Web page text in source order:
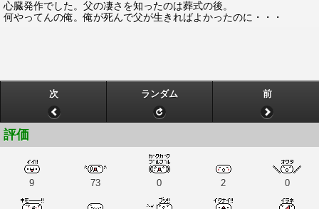
心臓発作でした。父の凄さを知ったのは葬式の後。
何やってんの俺。俺が死んで父が生きればよかったのに・・・
次 ランダム 前
評価
9 73 0 2 0